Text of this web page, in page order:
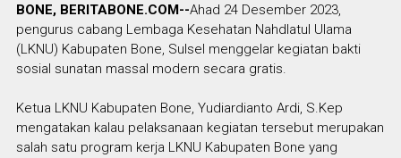
BONE, BERITABONE.COM--Ahad 24 Desember 2023,
pengurus cabang Lembaga Kesehatan Nahdlatul Ulama
(LKNU) Kabupaten Bone, Sulsel menggelar kegiatan bakti
sosial sunatan massal modern secara gratis.
Ketua LKNU Kabupaten Bone, Yudiardianto Ardi, S.Kep
mengatakan kalau pelaksanaan kegiatan tersebut merupakan
salah satu program kerja LKNU Kabupaten Bone yang